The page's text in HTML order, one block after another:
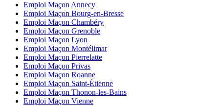
Emploi Maçon Annecy
Emploi Maçon Bourg-en-Bresse
Emploi Maçon Chambéry
Emploi Maçon Grenoble
Emploi Maçon Lyon
Emploi Maçon Montélimar
Emploi Maçon Pierrelatte
Emploi Maçon Privas
Emploi Maçon Roanne
Emploi Maçon Saint-Étienne
Emploi Maçon Thonon-les-Bains
Emploi Maçon Vienne